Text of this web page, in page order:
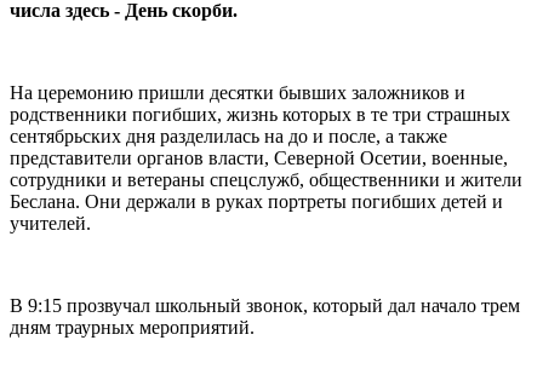
числа здесь - День скорби.
На церемонию пришли десятки бывших заложников и
родственники погибших, жизнь которых в те три страшных
сентябрьских дня разделилась на до и после, а также
представители органов власти, Северной Осетии, военные,
сотрудники и ветераны спецслужб, общественники и жители
Беслана. Они держали в руках портреты погибших детей и
учителей.
В 9:15 прозвучал школьный звонок, который дал начало трем
дням траурных мероприятий.